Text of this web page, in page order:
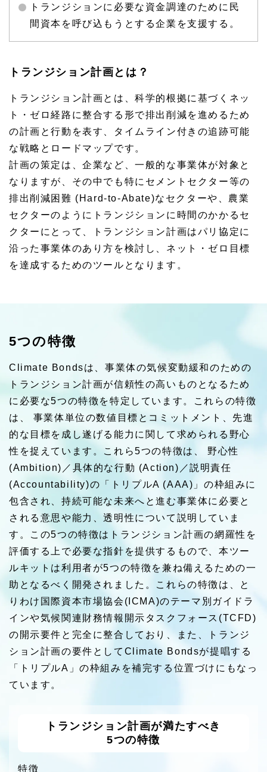
トランジションに必要な資金調達のために民
間資本を呼び込もうとする企業を支援する。
トランジション計画とは？
トランジション計画とは、科学的根拠に基づくネッ
ト・ゼロ経路に整合する形で排出削減を進めるため
の計画と行動を表す、タイムライン付きの追跡可能
な戦略とロードマップです。
計画の策定は、企業など、一般的な事業体が対象と
なりますが、その中でも特にセメントセクター等の
排出削減困難 (Hard-to-Abate)なセクターや、農業
セクターのようにトランジションに時間のかかるセ
クターにとって、トランジション計画はパリ協定に
沿った事業体のあり方を検討し、ネット・ゼロ目標
を達成するためのツールとなります。
5つの特徴
Climate Bondsは、事業体の気候変動緩和のための
トランジション計画が信頼性の高いものとなるため
に必要な5つの特徴を特定しています。これらの特徴
は、 事業体単位の数値目標とコミットメント、先進
的な目標を成し遂げる能力に関して求められる野心
性を捉えています。これら5つの特徴は、 野心性
(Ambition)／具体的な行動 (Action)／説明責任
(Accountability)の「トリプルA (AAA)」の枠組みに
包含され、持続可能な未来へと進む事業体に必要と
される意思や能力、透明性について説明していま
す。この5つの特徴はトランジション計画の網羅性を
評価する上で必要な指針を提供するもので、本ツー
ルキットは利用者が5つの特徴を兼ね備えるための一
助となるべく開発されました。これらの特徴は、と
りわけ国際資本市場協会(ICMA)のテーマ別ガイドラ
インや気候関連財務情報開示タスクフォース(TCFD)
の開示要件と完全に整合しており、また、トランジ
ション計画の要件としてClimate Bondsが提唱する
「トリプルA」の枠組みを補完する位置づけにもなっ
ています。
トランジション計画が満たすべき
5つの特徴
特徴